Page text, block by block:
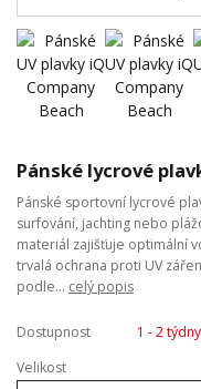
Pánské lycrové
Pánské sportovní lycrové
surfování, jachting nebo
materiál zajišťuje optimální
trvalá ochrana proti UV
podle... celý popis
Dostupnost
1 - 2 týdny
Velikost